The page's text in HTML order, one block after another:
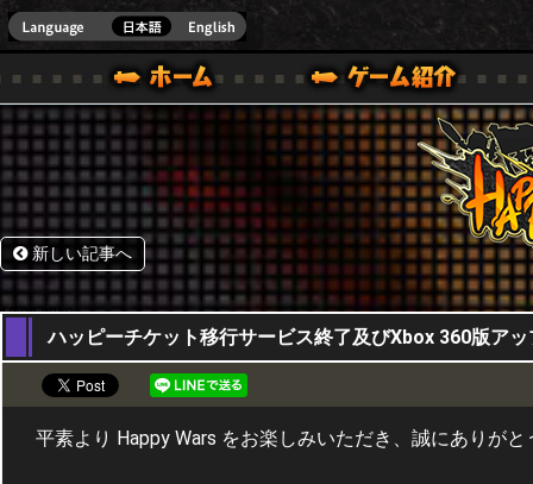
ONE VER.]
ガイド
ル｜HAPPY WARS(ハッピーウォーズ)公式サイト [ XBOX 360,XBOX ONE VER.]
サポート | HAPPY WARS(ハッピーウォーズ)公式サイ
新しい記事へ
15,03,2018
ハッピーチケット移行サービス終了及びXbox 360版ア
平素より Happy Wars をお楽しみいただき、誠にありが